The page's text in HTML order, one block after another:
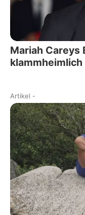
Mariah Careys
Artikel -